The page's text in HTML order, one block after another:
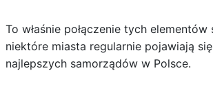
To właśnie połączenie tych elementów
niektóre miasta regularnie pojawiają
najlepszych samorządów w Polsce.